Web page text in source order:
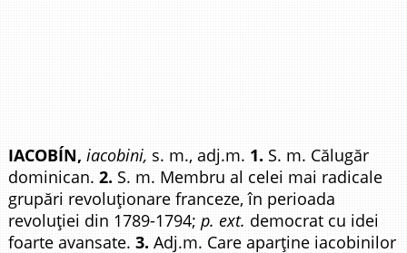
IACOBÍN, iacobini, s. m., adj.m. 1. S. m. Călugăr
dominican.2. S. m. Membru al celei mai radicale
grupări revoluționare franceze, în perioada
revoluției din 1789-1794;p. ext. democrat cu idei
foarte avansate.3. Adj.m. Care aparține iacobinilor